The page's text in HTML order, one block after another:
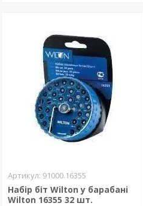
91000.16355
Набір біт Wilton у барабані
Wilton 16355 32 шт.